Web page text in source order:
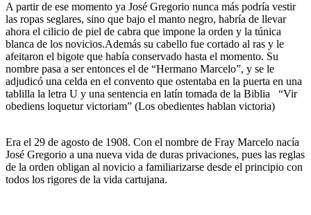
A partir de ese momento ya José Gregorio nunca más podría vestir
las ropas seglares, sino que bajo el manto negro, habría de llevar
ahora el cilicio de piel de cabra que impone la orden y la túnica
blanca de los novicios.Además su cabello fue cortado al ras y le
afeitaron el bigote que había conservado hasta el momento. Su
nombre pasa a ser entonces el de “Hermano Marcelo”, y se le
adjudicó una celda en el convento que ostentaba en la puerta en una
tablilla la letra U y una sentencia en latín tomada de la Biblia “Vir
obediens loquetur victoriam” (Los obedientes hablan victoria)
Era el 29 de agosto de 1908. Con el nombre de Fray Marcelo nacía
José Gregorio a una nueva vida de duras privaciones, pues las reglas
de la orden obligan al novicio a familiarizarse desde el principio con
todos los rigores de la vida cartujana.